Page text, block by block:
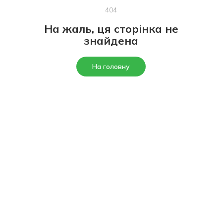
404
На жаль, ця сторінка не
знайдена
На головну